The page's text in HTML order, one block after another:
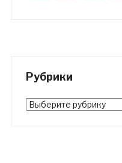
Рубрики
Рубрики